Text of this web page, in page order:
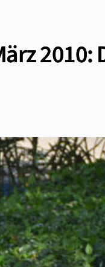
2010: